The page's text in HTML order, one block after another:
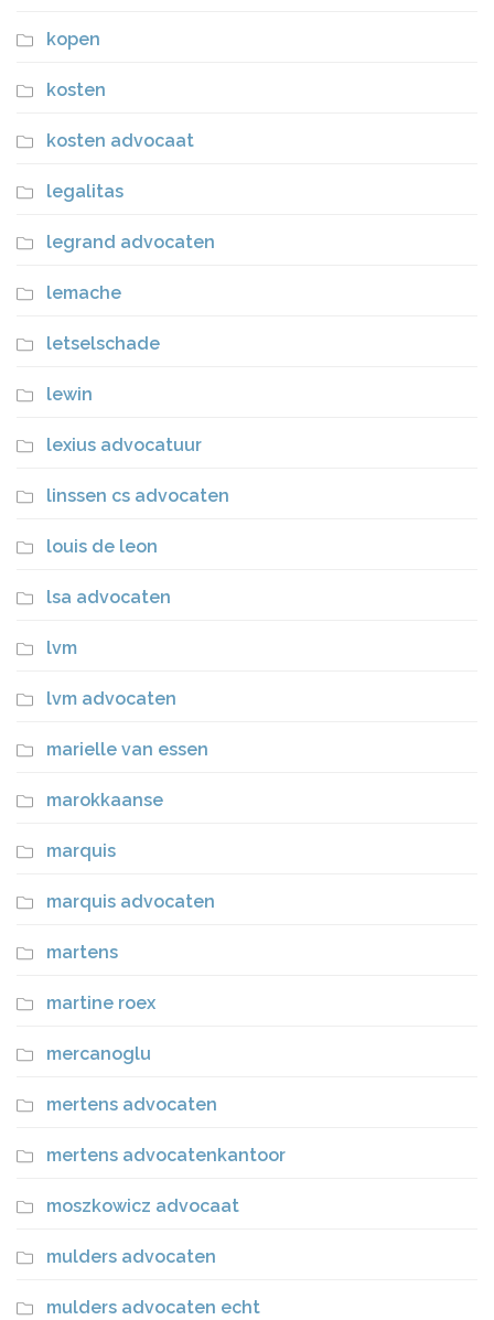
kopen
kosten
kosten advocaat
legalitas
legrand advocaten
lemache
letselschade
lewin
lexius advocatuur
linssen cs advocaten
louis de leon
lsa advocaten
lvm
lvm advocaten
marielle van essen
marokkaanse
marquis
marquis advocaten
martens
martine roex
mercanoglu
mertens advocaten
mertens advocatenkantoor
moszkowicz advocaat
mulders advocaten
mulders advocaten echt